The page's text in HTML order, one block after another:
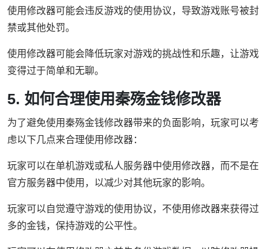
使用修改器可能会违反游戏的使用协议，导致游戏账号被封
禁或其他处罚。
使用修改器可能会降低玩家对游戏的挑战性和乐趣，让游戏
变得过于简单和无聊。
5. 如何合理使用秦殇金钱修改器
为了避免使用秦殇金钱修改器带来的负面影响，玩家可以考
虑以下几点来合理使用修改器：
玩家可以在单机游戏或私人服务器中使用修改器，而不是在
官方服务器中使用，以减少对其他玩家的影响。
玩家可以自觉遵守游戏的使用协议，不使用修改器来获得过
多的金钱，保持游戏的公平性。